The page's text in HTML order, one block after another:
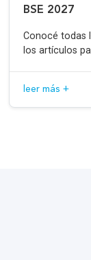
BSE 2027
Conocé todas
los artículos
leer más +